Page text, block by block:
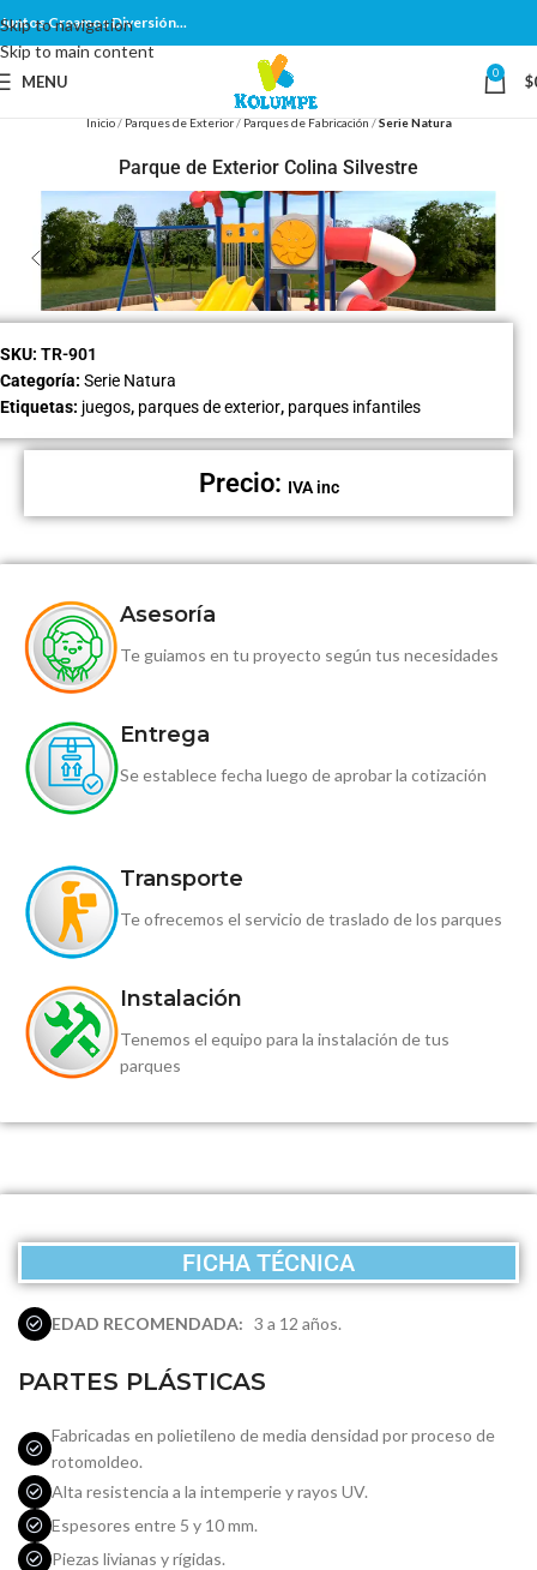
Skip to navigation
Skip to main content
Juntos Creamos Diversión...
MENU 0 $
Inicio Parques de Exterior Parques de Fabricación Serie Natura
Parque de Exterior Colina Silvestre
SKU: TR-901
Categoría: Serie Natura
Etiquetas: juegos, parques de exterior, parques infantiles
Precio: IVA inc
Asesoría
Te guiamos en tu proyecto según tus necesidades
Entrega
Se establece fecha luego de aprobar la cotización
Transporte
Te ofrecemos el servicio de traslado de los parques
Instalación
Tenemos el equipo para la instalación de tus
parques
FICHA TÉCNICA
EDAD RECOMENDADA: 3 a 12 años.
PARTES PLÁSTICAS
Fabricadas en polietileno de media densidad por proceso de
rotomoldeo.
Alta resistencia a la intemperie y rayos UV.
Espesores entre 5 y 10 mm.
Piezas livianas y rígidas.